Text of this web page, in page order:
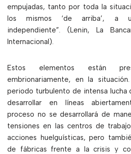
empujadas, tanto por toda la
los mismos ‘de arriba’, a
independiente”. (Lenin, La
Internacional).
Estos elementos están
embrionariamente, en la
periodo turbulento de intensa lucha
desarrollar en líneas
proceso no se desarrollará de
tensiones en las centros de
acciones huelguísticas, pero
de fábricas frente a la crisis y